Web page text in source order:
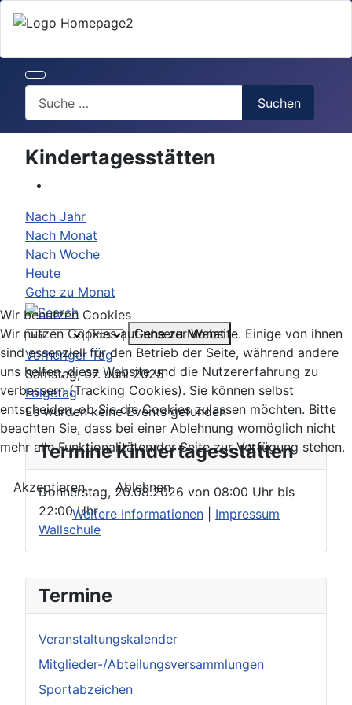
Suchen
Termine
Veranstaltungskalender
Mitglieder-/Abteilungsversammlungen
Sportabzeichen
Kindertagesstätten
Nach Jahr
Nach Monat
Nach Woche
Heute
Gehe zu Monat
Gehe zu Monat
Vorheriger Tag
Samstag, 07. Juni 2025
Folgetag
Es wurden keine Events gefunden
Termine Kindertagesstätten
Donnerstag, 20.08.2026 von 08:00 Uhr bis
22:00 Uhr
Wallschule
Wir benutzen Cookies
Wir nutzen Cookies auf unserer Website. Einige von ihnen
sind essenziell für den Betrieb der Seite, während andere
uns helfen, diese Website und die Nutzererfahrung zu
verbessern (Tracking Cookies). Sie können selbst
entscheiden, ob Sie die Cookies zulassen möchten. Bitte
beachten Sie, dass bei einer Ablehnung womöglich nicht
mehr alle Funktionalitäten der Seite zur Verfügung stehen.
Akzeptieren
Ablehnen
Weitere Informationen
Impressum